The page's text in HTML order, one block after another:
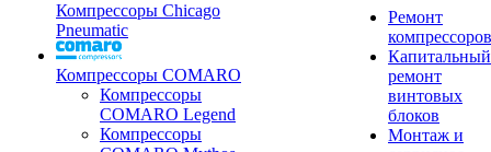
Компрессоры Chicago
Pneumatic
Компрессоры COMARO
Компрессоры
COMARO Legend
Компрессоры
Ремонт
компрессоров
Капитальный
ремонт
винтовых
блоков
Монтаж и